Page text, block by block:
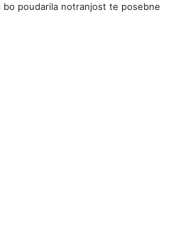
poudarila notranjost te posebne